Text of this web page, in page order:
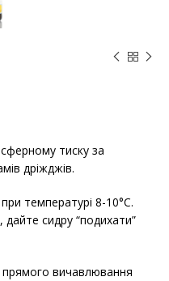
тиску за
дріжджів.
температурі 8-10°C.
сидру “подихати”
прямого вичавлювання